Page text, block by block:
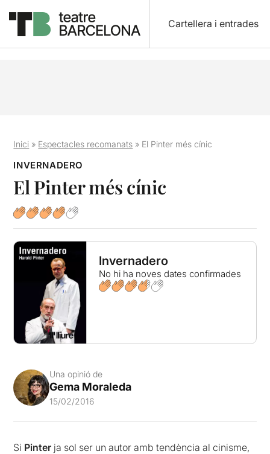
Cartellera i entrades
Inici » Espectacles recomanats » El Pinter més cínic
INVERNADERO
El Pinter més cínic
Invernadero
No hi ha noves dates confirmades
Una opinió de
Gema Moraleda
15/02/2016
Si Pinter ja sol ser un autor amb tendència al cinisme,